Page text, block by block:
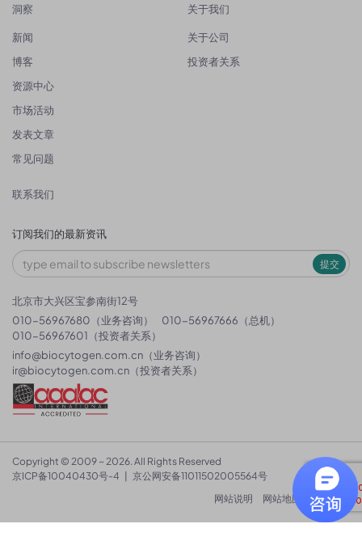
洞察
新闻
博客
资源中心
市场活动
发表文章
常见问题
关于我们
关于公司
投资者关系
联系我们
订阅我们的最新资讯
提交
北京市大兴区宝参南街12号
010-56967680（业务咨询）
010-56967666（总机）
010-56967601（投资者关系）
info@biocytogen.com.cn （业务咨询）
ir@biocytogen.com.cn （投资者关系）
Copyright © 2009 ~ 2026. All Rights Reserved
京ICP备10040430号-4
京公网安备11011502005564号
网站说明
网站地图 隐私政策